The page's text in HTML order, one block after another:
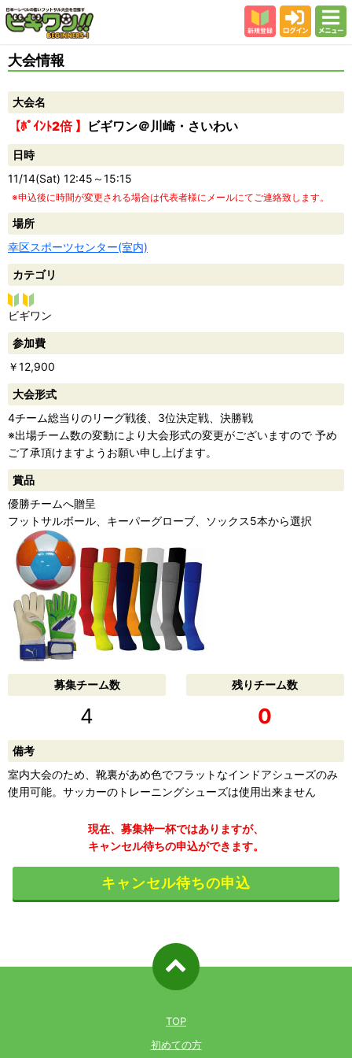
会場
大会結果
スタッフ紹介
よくある質問
参加者の声
大会情報
大会名
【ﾎﾟｲﾝﾄ2倍 】 ビギワン＠川崎・さいわい
日時
11/14(Sat) 12:45～15:15
※申込後に時間が変更される場合は代表者様にメールにてご連絡致します。
場所
幸区スポーツセンター(室内)
カテゴリ
ビギ
ワン
ビギワン
参加費
￥12,900
大会形式
4チーム総当りのリーグ戦後、3位決定戦、決勝戦
※出場チーム数の変動により大会形式の変更がございますので 予め
ご了承頂けますようお願い申し上げます。
賞品
優勝チームへ贈呈
フットサルボール、キーパーグローブ、ソックス5本から選択
募集チーム数
4
残りチーム数
0
備考
室内大会のため、靴裏があめ色でフラットなインドアシューズのみ
使用可能。サッカーのトレーニングシューズは使用出来ません
現在、募集枠一杯ではありますが、
キャンセル待ちの申込ができます。
キャンセル待ちの申込
TOP
初めての方